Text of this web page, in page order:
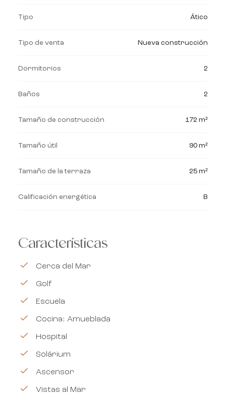
Tipo Ático
Tipo de venta Nueva construcción
Dormitorios 2
Baños 2
Tamaño de construcción 172 m²
Tamaño útil 90 m²
Tamaño de la terraza 25 m²
Calificación energética B
Características
Cerca del Mar
Golf
Escuela
Cocina: Amueblada
Hospital
Solárium
Ascensor
Vistas al Mar